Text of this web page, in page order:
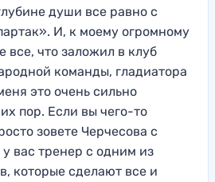
души все равно с
И, к моему огромному
что заложил в клуб
команды, гладиатора
это очень сильно
пор. Если вы чего-то
зовете Черчесова с
вас тренер с одним из
которые сделают все и